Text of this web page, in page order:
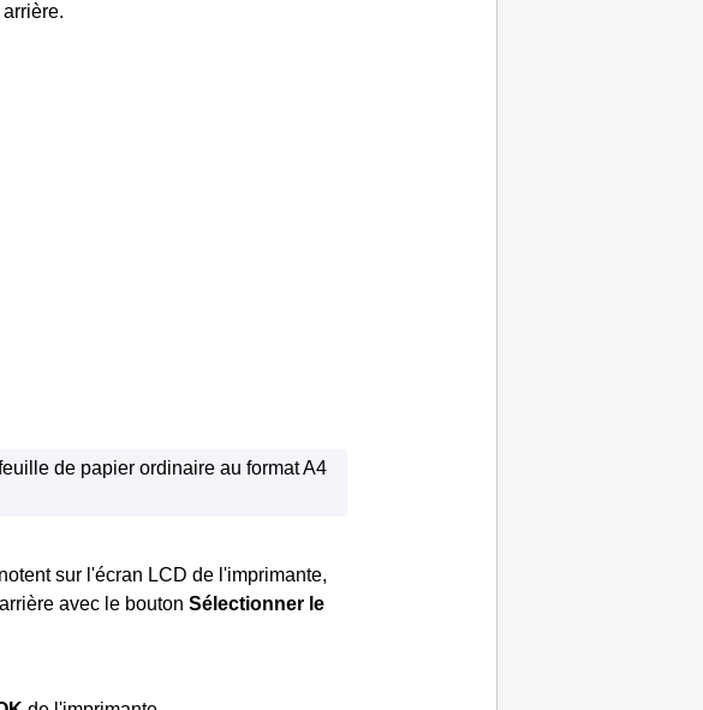
.
de papier ordinaire au format A4
sur l'écran LCD de l'imprimante,
avec le bouton Sélectionner le